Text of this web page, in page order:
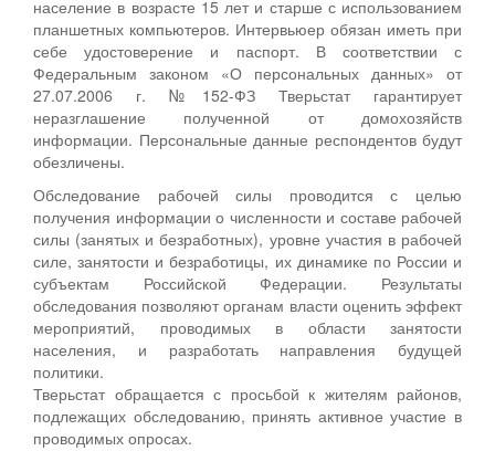
население в возрасте 15 лет и старше с использованием
планшетных компьютеров. Интервьюер обязан иметь при
себе удостоверение и паспорт. В соответствии с
Федеральным законом «О персональных данных» от
27.07.2006 г. №152-ФЗ Тверьстат гарантирует
неразглашение полученной от домохозяйств
информации. Персональные данные респондентов будут
обезличены.
Обследование рабочей силы проводится с целью
получения информации о численности и составе рабочей
силы (занятых и безработных), уровне участия в рабочей
силе, занятости и безработицы, их динамике по России и
субъектам Российской Федерации. Результаты
обследования позволяют органам власти оценить эффект
мероприятий, проводимых в области занятости
населения, и разработать направления будущей
политики.
Тверьстат обращается с просьбой к жителям районов,
подлежащих обследованию, принять активное участие в
проводимых опросах.